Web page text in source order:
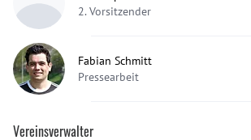
2. Vorsitzender
Fabian Schmitt
Pressearbeit
Vereinsverwalter